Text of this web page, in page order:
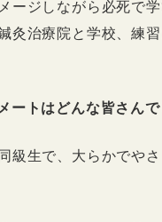
ージしながら必死で
灸治療院と学校、練
ートはどんな皆さんで
級生で、大らかでや